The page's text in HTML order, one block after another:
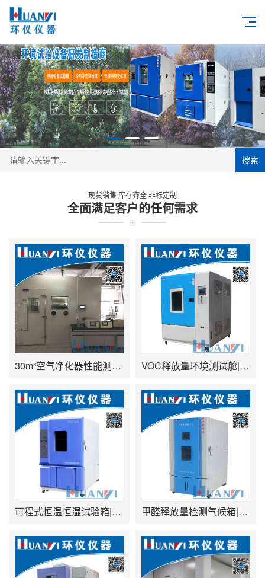
搜索
现货销售 库存齐全 非标定制
全面满足客户的任何需求
30m³空气净化器性能测试舱(不锈钢舱）型号：HYQW-30G VOC释放量环境测试舱|VOC环境舱|VOC挥发性试验仓 型号：HYV
可程式恒温恒湿试验箱|高低温湿热交变试验箱|恒温恒湿试验机 型号：HYH 甲醛释放量检测气候箱|甲醛环境气候箱|甲醛环境测试仓 型号：HYQ